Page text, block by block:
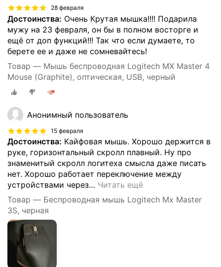
28 февраля
Достоинства: Очень Крутая мышка!!!! Подарила
мужу на 23 февраля, он бы в полном восторге и
ещё от доп функций!!! Так что если думаете, то
берете ее и даже не сомневайтесь!
Товар — Мышь беспроводная Logitech MX Master 4
Mouse (Graphite), оптическая, USB, черный
Анонимный пользователь
15 февраля
Достоинства: Кайфовая мышь. Хорошо держится в
руке, горизонтальный скролл плавный. Ну про
знаменитый скролл логитеха смысла даже писать
нет. Хорошо работает переключение между
устройствами через… Читать ещё
Товар — Беспроводная мышь Logitech Mx Master
3S, черная